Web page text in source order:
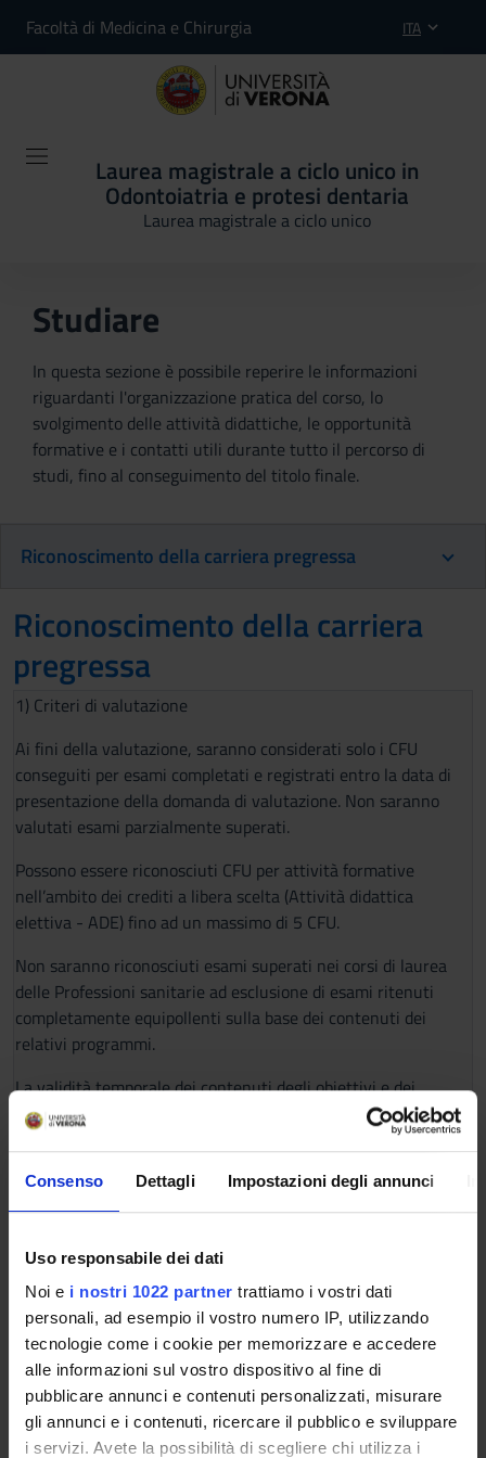
Consenso Dettagli Impostazioni degli annunci
Uso responsabile dei dati
Noi e i nostri 1022 partner trattiamo i vostri dati
personali, ad esempio il vostro numero IP, utilizzando
tecnologie come i cookie per memorizzare e accedere
alle informazioni sul vostro dispositivo al fine di
pubblicare annunci e contenuti personalizzati, misurare
gli annunci e i contenuti, ricercare il pubblico e sviluppare
i servizi. Avete la possibilità di scegliere chi utilizza i
Facoltà di Medicina e Chirurgia ITA
Laurea magistrale a ciclo unico in
Odontoiatria e protesi dentaria
Laurea magistrale a ciclo unico
Studiare
In questa sezione è possibile reperire le informazioni
riguardanti l'organizzazione pratica del corso, lo
svolgimento delle attività didattiche, le opportunità
formative e i contatti utili durante tutto il percorso di
studi, fino al conseguimento del titolo finale.
Riconoscimento della carriera pregressa
Riconoscimento della carriera
pregressa
1) Criteri di valutazione
Ai fini della valutazione, saranno considerati solo i CFU
conseguiti per esami completati e registrati entro la data di
presentazione della domanda di valutazione. Non saranno
valutati esami parzialmente superati.
Possono essere riconosciuti CFU per attività formative
nell’ambito dei crediti a libera scelta (Attività didattica
elettiva - ADE) fino ad un massimo di 5 CFU.
Non saranno riconosciuti esami superati nei corsi di laurea
delle Professioni sanitarie ad esclusione di esami ritenuti
completamente equipollenti sulla base dei contenuti dei
relativi programmi.
La validità temporale dei contenuti degli obiettivi e dei
programmi degli insegnamenti (Syllabus) è soggetta al
principio di obsolescenza.
L'obsolescenza si calcola a decorrere dall’anno solare di
presentazione della domanda di valutazione della carriera
Il Collegio Didattico o altro organo delegato, valuterà e
delibererà il riconoscimento della carriera pregressa,
analizzando i programmi degli esami superati, i CFU
assegnati, la congruità delle tipologie e dei contenuti delle
attività formative con gli obiettivi formativi specifici delle
attività previste dal CdLM a Ciclo Unico in Odontoiatria e